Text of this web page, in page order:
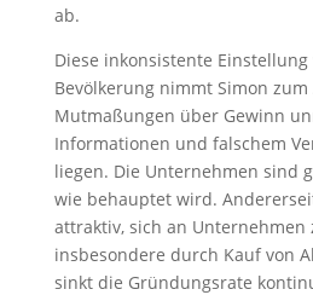
ab.
Diese inkonsistente
Bevölkerung nimmt Simon zum
Mutmaßungen über Gewinn
Informationen und falschem
liegen. Die Unternehmen sind
wie behauptet wird.
attraktiv, sich an Unternehmen
insbesondere durch Kauf von
sinkt die Gründungsrate